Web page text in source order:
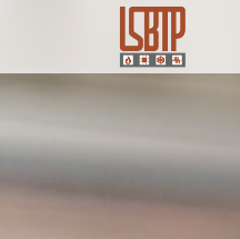
content